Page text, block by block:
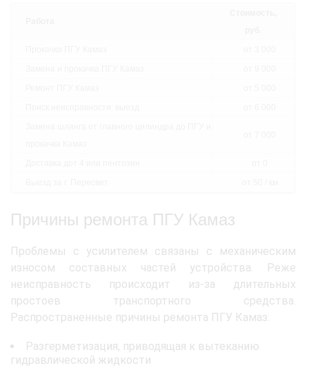
Причины ремонта ПГУ Камаз
Проблемы с усилителем связаны с механическим
износом составных частей устройства. Реже
неисправность происходит из-за длительных
простоев транспортного средства.
Распространенные причины ремонта ПГУ Камаз:
Разгерметизация, приводящая к вытеканию
гидравлической жидкости